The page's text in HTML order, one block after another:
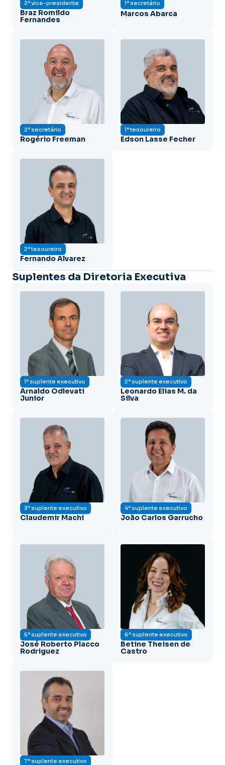
2º vice-presidente
Braz Romildo
Fernandes
1º secretário
Marcos Abarca
2º secretário
Rogério Freeman
1º tesoureiro
Edson Lasse Fecher
2º tesoureiro
Fernando Alvarez
Suplentes da Diretoria Executiva
1º suplente executivo
Arnaldo Odlevati
Junior
2º suplente executivo
Leonardo Elias M. da
Silva
3º suplente executivo
Claudemir Machi
4º suplente executivo
João Carlos Garrucho
5º suplente executivo
José Roberto Placco
Rodriguez
6ª suplente executivo
Betine Theisen de
Castro
7º suplente executivo